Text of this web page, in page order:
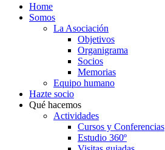
Home
Somos
La Asociación
Objetivos
Organigrama
Socios
Memorias
Equipo humano
Hazte socio
Qué hacemos
Actividades
Cursos y Conferencias
Estudio 360º